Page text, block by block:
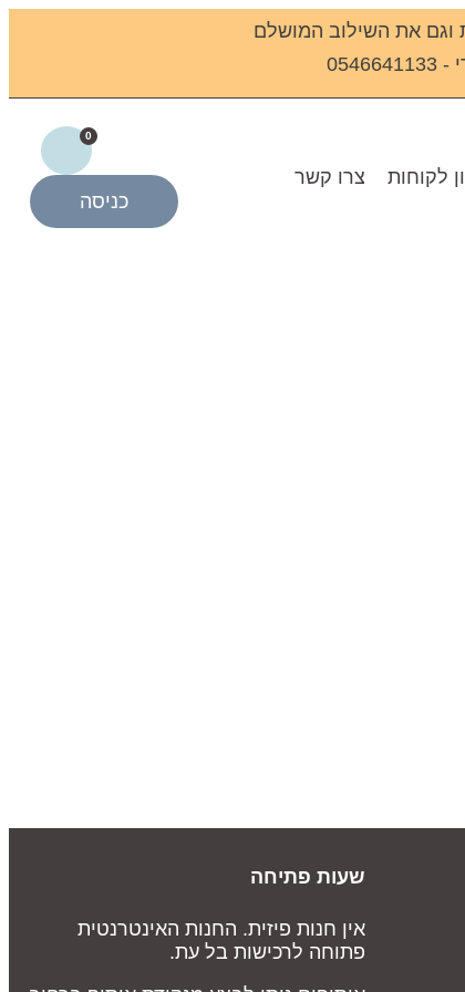
וגם את השילוב המושלם
לקוחות צרו קשר
0
כניסה
שעות פתיחה
אין חנות פיזית. החנות האינטרנטית
פתוחה לרכישות בל עת.